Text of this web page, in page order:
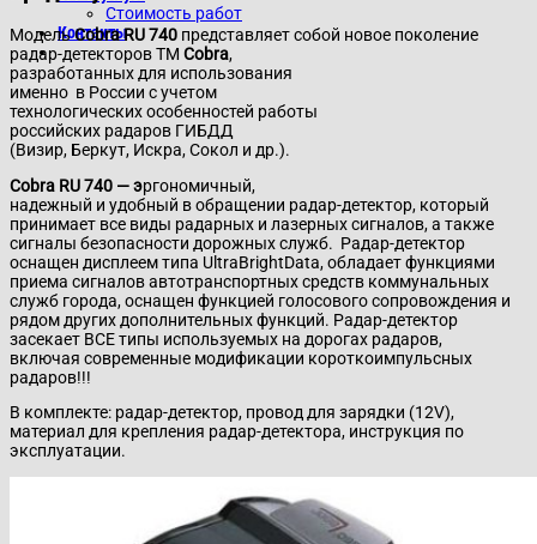
Стоимость работ
Контакты
МодельCobra RU 740 представляет собой новое поколение
радар-детекторов ТМ Cobra,
разработанных для использования
именно в России с учетом
технологических особенностей работы
российских радаров ГИБДД
(Визир, Беркут, Искра, Сокол и др.).
Cobra RU 740 — эргономичный,
надежный и удобный в обращении радар-детектор, который
принимает все виды радарных и лазерных сигналов, а также
сигналы безопасности дорожных служб. Радар-детектор
оснащен дисплеем типа UltraBrightData, обладает функциями
приема сигналов автотранспортных средств коммунальных
служб города, оснащен функцией голосового сопровождения и
рядом других дополнительных функций. Радар-детектор
засекает ВСЕ типы используемых на дорогах радаров,
включая современные модификации короткоимпульсных
радаров!!!
В комплекте: радар-детектор, провод для зарядки (12V),
материал для крепления радар-детектора, инструкция по
эксплуатации.